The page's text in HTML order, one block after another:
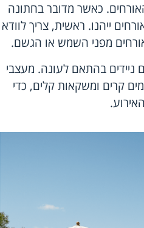
כאשר מדובר בחתונה
ייהנו. ראשית, צריך לוודא
מפני השמש או הגשם.
ניידים בהתאם לעונה. מעצבי
קרים ומשקאות קלים, כדי